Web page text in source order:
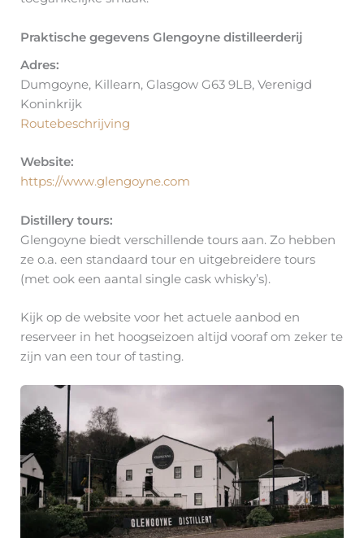
Praktische gegevens Glengoyne distilleerderij
Adres:
Dumgoyne, Killearn, Glasgow G63 9LB, Verenigd
Koninkrijk
Routebeschrijving
Website:
https://www.glengoyne.com
Distillery tours:
Glengoyne biedt verschillende tours aan. Zo hebben
ze o.a. een standaard tour en uitgebreidere tours
(met ook een aantal single cask whisky’s).
Kijk op de website voor het actuele aanbod en
reserveer in het hoogseizoen altijd vooraf om zeker te
zijn van een tour of tasting.